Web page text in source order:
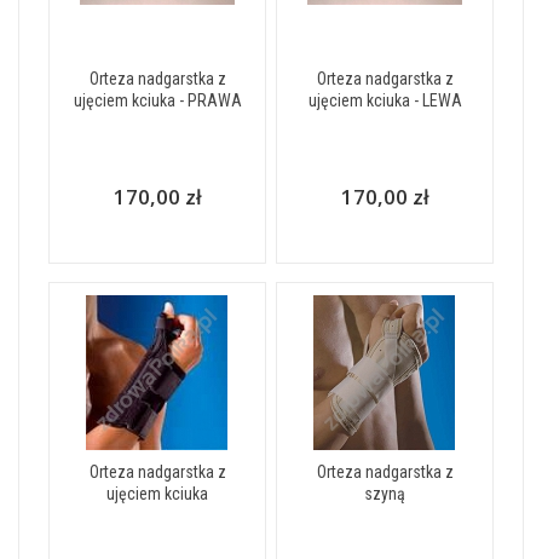
Orteza nadgarstka z
ujęciem kciuka - PRAWA
170,00 zł
Orteza nadgarstka z
ujęciem kciuka - LEWA
170,00 zł
Orteza nadgarstka z
ujęciem kciuka
Orteza nadgarstka z
szyną